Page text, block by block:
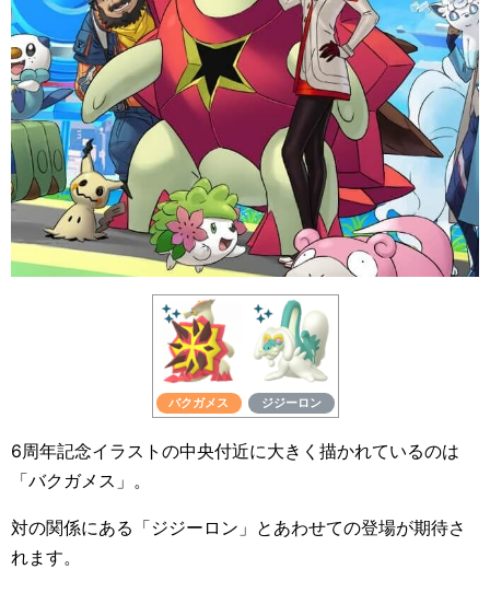
バクガメス ジジーロン
6周年記念イラストの中央付近に大きく描かれているのは
「バクガメス」。
対の関係にある「ジジーロン」とあわせての登場が期待さ
れます。